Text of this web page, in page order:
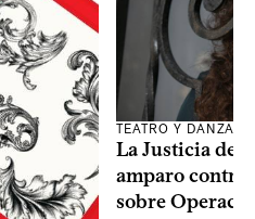
TEATRO Y DANZA
La Justicia
amparo contra
sobre